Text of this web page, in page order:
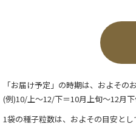
「お届け予定」の時期は、およその
(例)10/上～12/下＝10月上旬～12月
1袋の種子粒数は、およその目安と